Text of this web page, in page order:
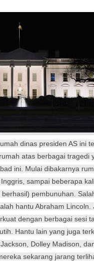
dinas presiden AS ini
atas berbagai tragedi
ini. Mulai dibakarnya
sampai beberapa
pembunuhan.
hantu Abraham Lincoln.
dengan berbagai sesi
Hantu lain yang juga
Dolley Madison,
sekarang jarang